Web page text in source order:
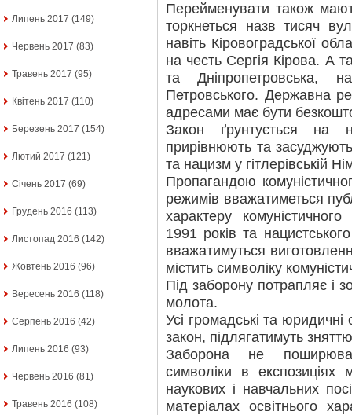
Липень 2017 (149)
Червень 2017 (83)
Травень 2017 (95)
Квітень 2017 (110)
Березень 2017 (154)
Лютий 2017 (121)
Січень 2017 (69)
Грудень 2016 (113)
Листопад 2016 (142)
Жовтень 2016 (96)
Вересень 2016 (118)
Серпень 2016 (42)
Липень 2016 (93)
Червень 2016 (81)
Травень 2016 (108)
Перейменувати також
торкнеться назв тисяч
навіть Кіровоградської
на честь Сергія Кірова. А
та Дніпропетровська,
Петровського. Державна
адресами має бути
Закон ґрунтується на
прирівнюють та
та нацизм у гітлерівській
Пропагандою
режимів вважатиметься
характеру
1991 років та
вважатимуться
містить символіку
Під заборону потрапляє і
молота.
Усі громадські та юридичні
закон, підлягатимуть
Заборона не
символіки в експозиціях
наукових і навчальних
матеріалах освітнього